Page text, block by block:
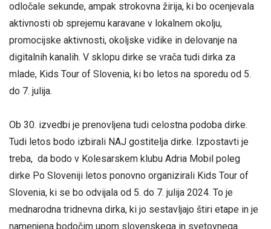
odločale sekunde, ampak strokovna žirija, ki bo ocenjevala
aktivnosti ob sprejemu karavane v lokalnem okolju,
promocijske aktivnosti, okoljske vidike in delovanje na
digitalnih kanalih. V sklopu dirke se vrača tudi dirka za
mlade, Kids Tour of Slovenia, ki bo letos na sporedu od 5.
do 7. julija.
Ob 30. izvedbi je prenovljena tudi celostna podoba dirke.
Tudi letos bodo izbirali NAJ gostitelja dirke. Izpostavti je
treba, da bodo v Kolesarskem klubu Adria Mobil poleg
dirke Po Sloveniji letos ponovno organizirali Kids Tour of
Slovenia, ki se bo odvijala od 5. do 7. julija 2024. To je
mednarodna tridnevna dirka, ki jo sestavljajo štiri etape in je
namenjena bodočim upom slovenskega in svetovnega